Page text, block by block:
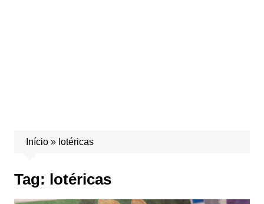
Início» lotéricas
Tag: lotéricas